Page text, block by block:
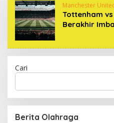
Manchester
Tottenham
Berakhir
Cari
Berita Olahraga